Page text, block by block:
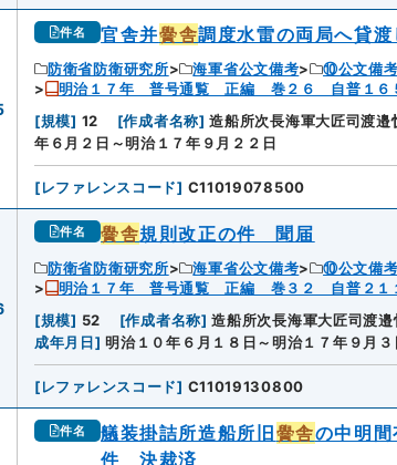
件名 官舎并黌舎調度水雷の両局へ貸
防衛省防衛研究所 海軍省公文備考 ⑩公文備
明治１７年 普号通覧 正編 巻２６ 自普１６
[規模] 12 [作成者名称] 造船所次長海軍大匠司渡邉
年６月２日～明治１７年９月２２日
[レファレンスコード] C11019078500
件名 黌舎規則改正の件 聞届
防衛省防衛研究所 海軍省公文備考 ⑩公文備
明治１７年 普号通覧 正編 巻３２ 自普２１
[規模] 52 [作成者名称] 造船所次長海軍大匠司渡
成年月日] 明治１０年６月１８日～明治１７年９月３
[レファレンスコード] C11019130800
件名 艤装掛詰所造船所旧黌舎の中明
件 決裁済